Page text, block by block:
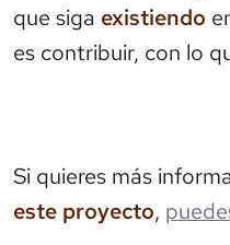
que siga existiendo
es contribuir, con lo
Si quieres más
este proyecto,